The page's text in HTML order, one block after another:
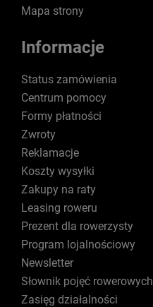
Mapa strony
Informacje
Status zamówienia
Centrum pomocy
Formy płatności
Zwroty
Reklamacje
Koszty wysyłki
Zakupy na raty
Leasing roweru
Prezent dla rowerzysty
Program lojalnościowy
Newsletter
Słownik pojęć rowerowych
Zasięg działalności